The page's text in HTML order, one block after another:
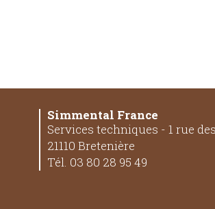
Simmental France
Services techniques - 1 rue
21110 Bretenière
Tél. 03 80 28 95 49